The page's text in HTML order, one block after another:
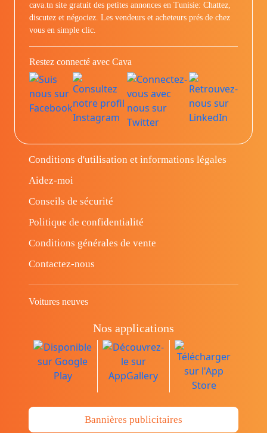
cava.tn site gratuit des petites annonces en Tunisie: Chattez,
discutez et négociez. Les vendeurs et acheteurs prés de chez
vous en simple clic.
Restez connecté avec Cava
Conditions d'utilisation et informations légales
Aidez-moi
Conseils de sécurité
Politique de confidentialité
Conditions générales de vente
Contactez-nous
Voitures neuves
Nos applications
Bannières publicitaires